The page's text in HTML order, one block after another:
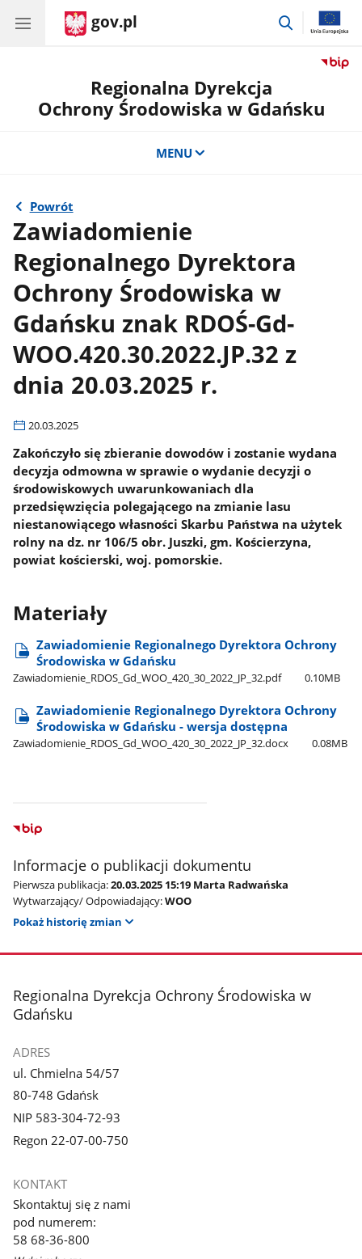
gov.pl
przejdź
Regionalna Dyrekcja
Ochrony Środowiska w Gdańsku
MENU
Powrót
Zawiadomienie
Regionalnego Dyrektora
Ochrony Środowiska w
Gdańsku znak RDOŚ-Gd-
WOO.420.30.2022.JP.32 z
dnia 20.03.2025 r.
20.03.2025
Zakończyło się zbieranie dowodów i zostanie wydana
decyzja odmowna w sprawie o wydanie decyzji o
środowiskowych uwarunkowaniach dla
przedsięwzięcia polegającego na zmianie lasu
niestanowiącego własności Skarbu Państwa na użytek
rolny na dz. nr 106/5 obr. Juszki, gm. Kościerzyna,
powiat kościerski, woj. pomorskie.
Materiały
Zawiadomienie Regionalnego Dyrektora Ochrony
Środowiska w Gdańsku
Zawiadomienie​_RDOS​_Gd​_WOO​_420​_30​_2022​_JP​_32.pdf 0.10MB
Zawiadomienie Regionalnego Dyrektora Ochrony
Środowiska w Gdańsku - wersja dostępna
Zawiadomienie​_RDOS​_Gd​_WOO​_420​_30​_2022​_JP​_32.docx 0.08MB
Informacje o publikacji dokumentu
Pierwsza publikacja:20.03.2025 15:19 Marta Radwańska
Wytwarzający/ Odpowiadający:WOO
Pokaż historię zmian
stopka
Regionalna Dyrekcja Ochrony Środowiska w
Gdańsku
ADRES
ul. Chmielna 54/57
80-748 Gdańsk
NIP 583-304-72-93
Regon 22-07-00-750
KONTAKT
Skontaktuj się z nami
pod numerem:
58 68-36-800